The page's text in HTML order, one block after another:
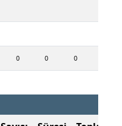
0 0 0